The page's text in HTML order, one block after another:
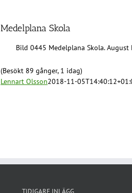
Medelplana Skola
Bild 0445 Medelplana Skola.
(Besökt 89 gånger, 1 idag)
Lennart Olsson2018-11-
TIDIGARE INLÄGG